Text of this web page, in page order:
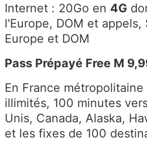
Internet : 20Go en 4G
l'Europe, DOM et
Europe et DOM
Pass Prépayé Free M
En France
illimités, 100 minutes
Unis, Canada, Alaska,
et les fixes de 100